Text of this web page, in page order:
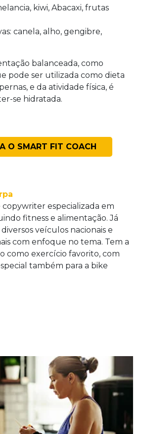
kiwi, Abacaxi, frutas
canela, alho, gengibre,
balanceada, como
pode ser utilizada como dieta
e da atividade física, é
se hidratada.
O SMART FIT COACH
copywriter especializada em
fitness e alimentação. Já
veículos nacionais e
com enfoque no tema. Tem a
como exercício favorito, com
também para a bike